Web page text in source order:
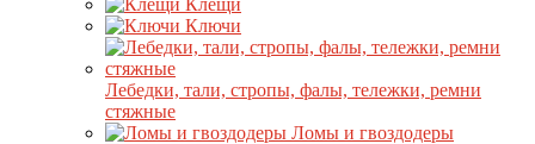
Клещи
Ключи
Лебедки, тали, стропы, фалы, тележки, ремни
стяжные
Ломы и гвоздодеры